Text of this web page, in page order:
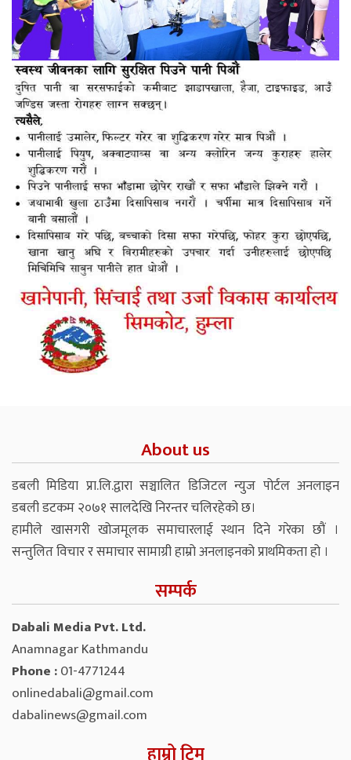
About us
डबली मिडिया प्रा.लि.द्वारा सञ्चालित डिजिटल न्युज पोर्टल अनलाइन
डबली डटकम २०७१ सालदेखि निरन्तर चलिरहेको छ।
हामीले खासगरी खोजमूलक समाचारलाई स्थान दिने गरेका छौं ।
सन्तुलित विचार र समाचार सामाग्री हाम्रो अनलाइनको प्राथमिकता हो ।
सम्पर्क
Dabali Media Pvt. Ltd.
Anamnagar Kathmandu
Phone :01-4771244
onlinedabali@gmail.com
dabalinews@gmail.com